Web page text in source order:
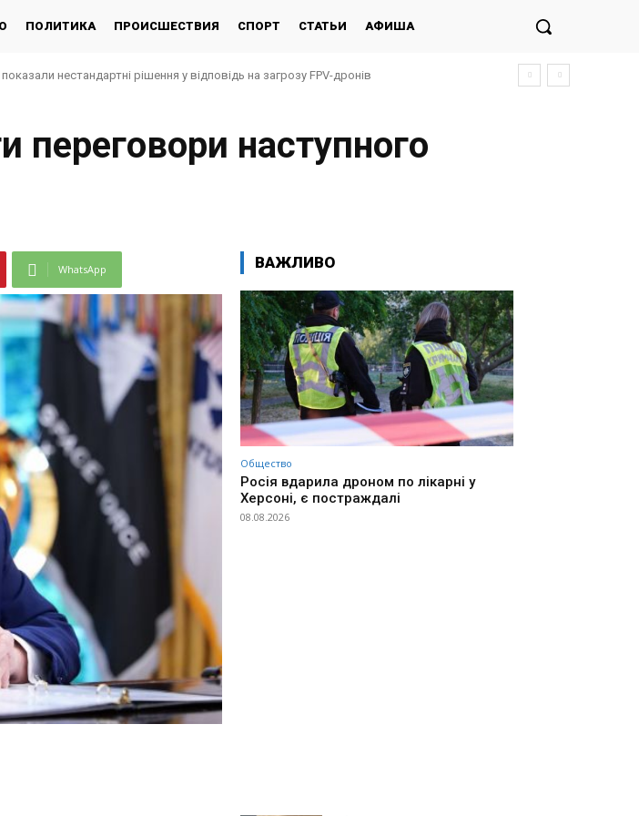
ПОЛИТИКА ПРОИСШЕСТВИЯ СПОРТ СТАТЬИ АФИША
показали нестандартні рішення у відповідь на загрозу FPV-дронів
наступного
WhatsApp ВАЖЛИВО
Общество
Росія вдарила дроном по лікарні у
Херсоні, є постраждалі
08.08.2026